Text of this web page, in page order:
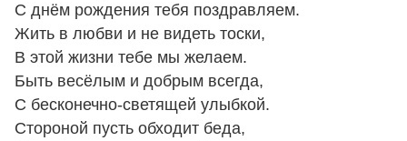
С днём рождения тебя поздравляем.
Жить в любви и не видеть тоски,
В этой жизни тебе мы желаем.
Быть весёлым и добрым всегда,
С бесконечно-светящей улыбкой.
Стороной пусть обходит беда,